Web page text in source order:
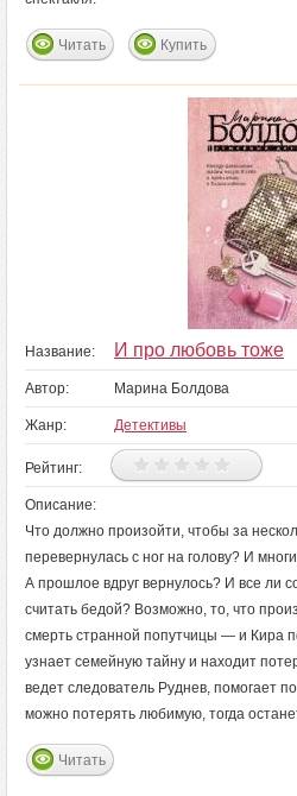
Читать Купить
Название: И про любовь тоже
Автор: Марина Болдова
Жанр: Детективы
Рейтинг:
Описание:
Что должно произойти, чтобы за
перевернулась с ног на голову? И
А прошлое вдруг вернулось? И все ли
считать бедой? Возможно, то, что
смерть странной попутчицы — и Кира
узнает семейную тайну и находит
ведет следователь Руднев, помогает
можно потерять любимую, тогда
Читать